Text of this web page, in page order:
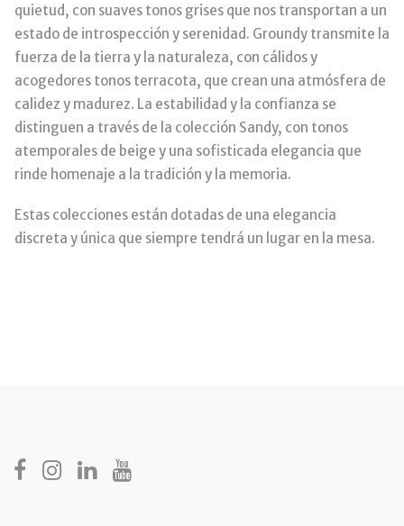
quietud, con suaves tonos grises que nos transportan a un
estado de introspección y serenidad. Groundy transmite la
fuerza de la tierra y la naturaleza, con cálidos y
acogedores tonos terracota, que crean una atmósfera de
calidez y madurez. La estabilidad y la confianza se
distinguen a través de la colección Sandy, con tonos
atemporales de beige y una sofisticada elegancia que
rinde homenaje a la tradición y la memoria.
Estas colecciones están dotadas de una elegancia
discreta y única que siempre tendrá un lugar en la mesa.